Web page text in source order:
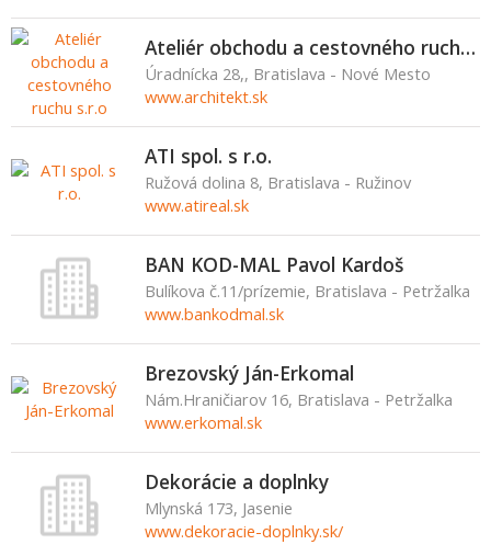
Ateliér obchodu a cestovného ruchu s.r.o
Úradnícka 28,, Bratislava - Nové Mesto
www.architekt.sk
ATI spol. s r.o.
Ružová dolina 8, Bratislava - Ružinov
www.atireal.sk
BAN KOD-MAL Pavol Kardoš
Bulíkova č.11/prízemie, Bratislava - Petržalka
www.bankodmal.sk
Brezovský Ján-Erkomal
Nám.Hraničiarov 16, Bratislava - Petržalka
www.erkomal.sk
Dekorácie a doplnky
Mlynská 173, Jasenie
www.dekoracie-doplnky.sk/